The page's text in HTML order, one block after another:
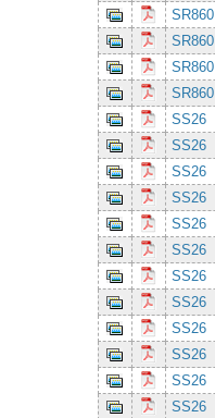
SR860
SR860
SR860
SR860
SS26
SS26
SS26
SS26
SS26
SS26
SS26
SS26
SS26
SS26
SS26
SS26